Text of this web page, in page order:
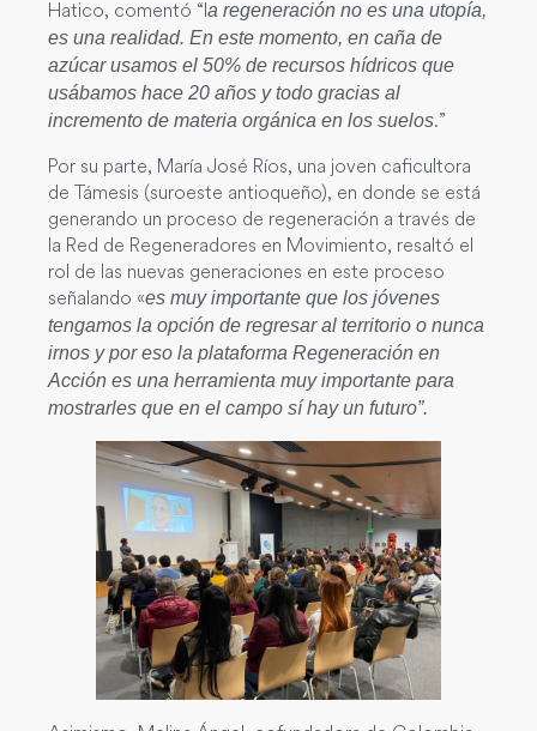
Hatico, comentó “la regeneración no es una utopía,
es una realidad. En este momento, en caña de
azúcar usamos el 50% de recursos hídricos que
usábamos hace 20 años y todo gracias al
incremento de materia orgánica en los suelos.”
Por su parte, María José Ríos, una joven caficultora
de Támesis (suroeste antioqueño), en donde se está
generando un proceso de regeneración a través de
la Red de Regeneradores en Movimiento, resaltó el
rol de las nuevas generaciones en este proceso
señalando «es muy importante que los jóvenes
tengamos la opción de regresar al territorio o nunca
irnos y por eso la plataforma Regeneración en
Acción es una herramienta muy importante para
mostrarles que en el campo sí hay un futuro”.